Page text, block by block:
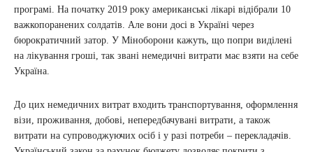
програмі. На початку 2019 року американські лікарі відібрали 10
важкопоранених солдатів. Але вони досі в Україні через
бюрократичний затор. У Міноборони кажуть, що попри виділені
на лікування гроші, так звані немедичні витрати має взяти на себе
Україна.
До цих немедичних витрат входить транспортування, оформлення
візи, проживання, добові, непередбачувані витрати, а також
витрати на супроводжуючих осіб і у разі потреби – перекладачів.